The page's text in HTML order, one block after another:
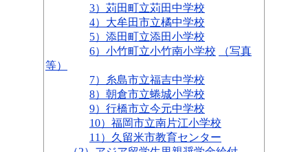
3）苅田町立苅田中学校
4）大牟田市立橘中学校
5）添田町立添田小学校
6）小竹町立小竹南小学校
（写真
等）
7）糸島市立福吉中学校
8）朝倉市立蜷城小学校
9）行橋市立今元中学校
10）福岡市立南片江小学校
11）久留米市教育センター